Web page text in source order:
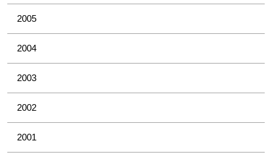
2005
2004
2003
2002
2001